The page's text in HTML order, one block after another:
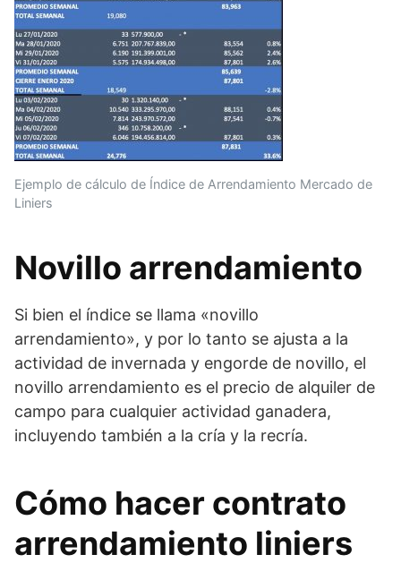
Ejemplo de cálculo de Índice de Arrendamiento Mercado de
Liniers
Novillo arrendamiento
Si bien el índice se llama «novillo
arrendamiento», y por lo tanto se ajusta a la
actividad de invernada y engorde de novillo, el
novillo arrendamiento es el precio de alquiler de
campo para cualquier actividad ganadera,
incluyendo también a la cría y la recría.
Cómo hacer contrato
arrendamiento liniers